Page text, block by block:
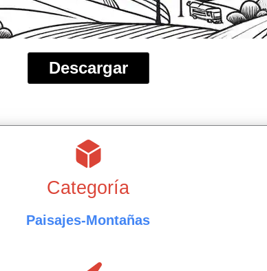
Descargar
Categoría
Paisajes-Montañas